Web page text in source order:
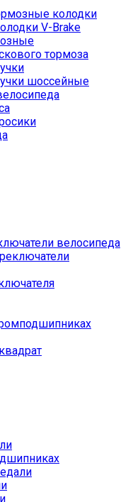
колодки
V-Brake
тормоза
шоссейные
велосипеда